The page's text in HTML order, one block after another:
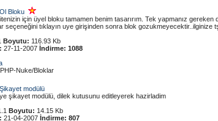
Bloku
için üyel bloku tamamen benim tasarırım. Tek yapmanız
seçeneğini tıklayın uye girişinden sonra blok gozukmeyecektir..ilginize
Boyutu: 116.93 Kb
27-11-2007 İndirme: 1088
Nuke/Bloklar
modülü
şikayet modülü, dilek kutusunu editleyerek hazirladim
Boyutu: 14.15 Kb
21-04-2007 İndirme: 807